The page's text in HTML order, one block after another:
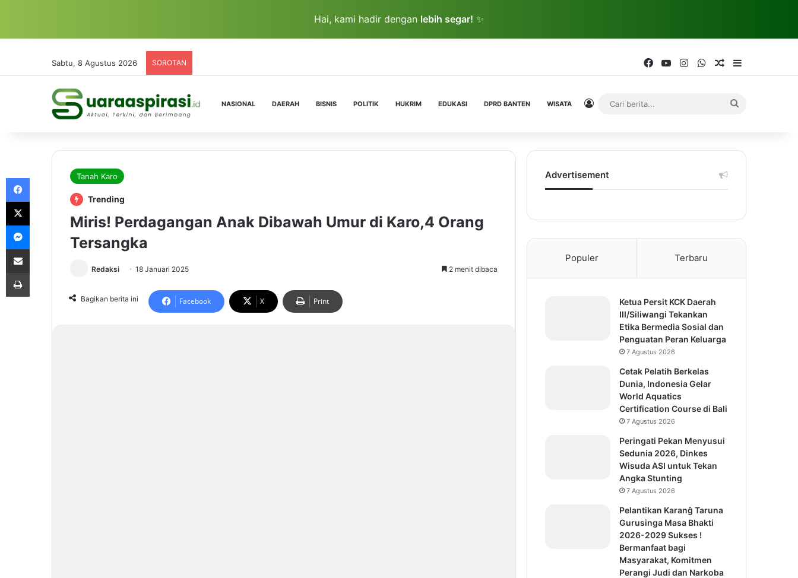
Hai, kami hadir dengan lebih segar! ✨
Sabtu, 8 Agustus 2026 SOROTAN FacebookYouTubeInstagramWhatsAppRandom Article
NASIONAL DAERAH BISNIS POLITIK HUKRIM EDUKASI DPRD BANTEN WISATA Log In
Tanah Karo
Trending
Miris! Perdagangan Anak Dibawah Umur di Karo,4 Orang
Tersangka
Redaksi 18 Januari 2025 2 menit dibaca
Bagikan berita ini Facebook X Print
Advertisement
Populer Terbaru
Ketua Persit KCK Daerah
III/Siliwangi Tekankan
Etika Bermedia Sosial dan
Penguatan Peran Keluarga
7 Agustus 2026
Cetak Pelatih Berkelas
Dunia, Indonesia Gelar
World Aquatics
Certification Course di Bali
7 Agustus 2026
Peringati Pekan Menyusui
Sedunia 2026, Dinkes
Wisuda ASI untuk Tekan
Angka Stunting
7 Agustus 2026
Pelantikan Karanĝ Taruna
Gurusinga Masa Bhakti
2026-2029 Sukses !
Bermanfaat bagi
Masyarakat, Komitmen
Perangi Judi dan Narkoba
Messenger